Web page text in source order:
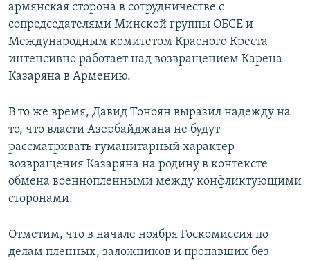
армянская сторона в сотрудничестве с
сопредседателями Минской группы ОБСЕ и
Международным комитетом Красного Креста
интенсивно работает над возвращением Карена
Казаряна в Армению.
В то же время, Давид Тоноян выразил надежду на
то, что власти Азербайджана не будут
рассматривать гуманитарный характер
возвращения Казаряна на родину в контексте
обмена военнопленными между конфликтующими
сторонами.
Отметим, что в начале ноября Госкомиссия по
делам пленных, заложников и пропавших без